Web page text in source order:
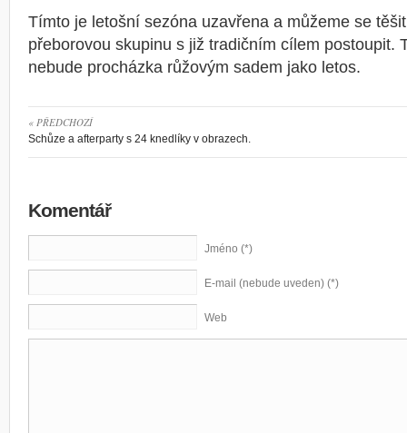
Tímto je letošní sezóna uzavřena a můžeme se
přeborovou skupinu s již tradičním cílem postoupit.
nebude procházka růžovým sadem jako letos.
« PŘEDCHOZÍ
Schůze a afterparty s 24 knedlíky v obrazech.
Komentář
Jméno (*)
E-mail (nebude uveden) (*)
Web